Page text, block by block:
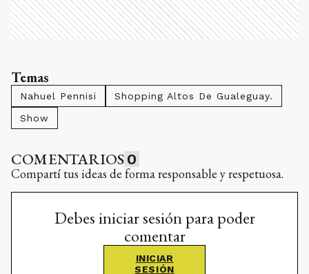
Temas
Nahuel Pennisi
Shopping Altos De Gualeguay.
Show
COMENTARIOS 0
Compartí tus ideas de forma responsable y respetuosa.
Debes iniciar sesión para poder
comentar
INICIAR
SESIÓN